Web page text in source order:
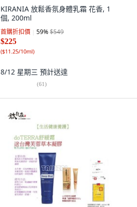
KIRANIA 放鬆香氛身體乳霜 花香, 1
個, 200ml
首購折扣價 59%$549
$225
($11.25/10ml)
8/12 星期三 預計送達
(61)